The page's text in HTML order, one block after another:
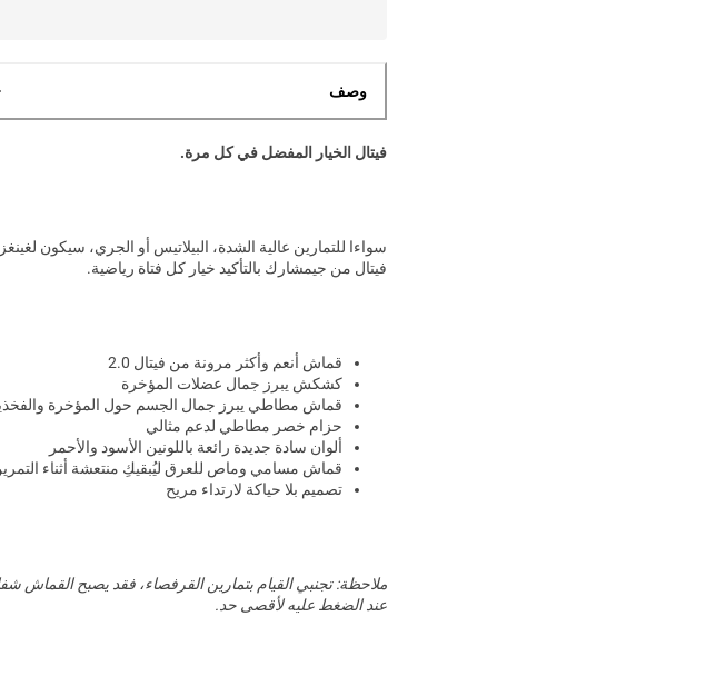
وصف
فيتال الخيار المفضل في كل مرة.
سواءا للتمارين عالية الشدة، البيلاتيس أو الجري، سيكون لغينغز
فيتال من جيمشارك بالتأكيد خيار كل فتاة رياضية.
قماش أنعم وأكثر مرونة من فيتال 2.0
كشكش يبرز جمال عضلات المؤخرة
قماش مطاطي يبرز جمال الجسم حول المؤخرة
حزام خصر مطاطي لدعم مثالي
ألوان سادة جديدة رائعة باللونين الأسود والأحمر
قماش مسامي وماص للعرق ليُبقيكِ منتعشة أثناء
تصميم بلا حياكة لارتداء مريح
ملاحظة: تجنبي القيام بتمارين القرفصاء، فقد يصبح القماش
عند الضغط عليه لأقصى حد.